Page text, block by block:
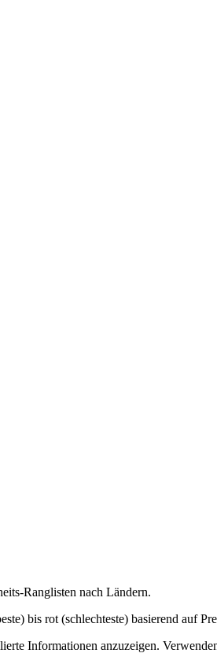
Ranglisten nach Ländern.
bis rot (schlechteste) basierend auf
Informationen anzuzeigen.